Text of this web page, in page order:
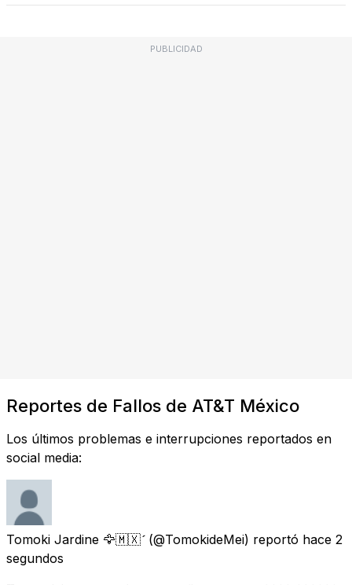
PUBLICIDAD
Reportes de Fallos de AT&T México
Los últimos problemas e interrupciones reportados en
social media:
Tomoki Jardine 🦅🇲🇽 (@TomokideMei) reportó hace 2
segundos